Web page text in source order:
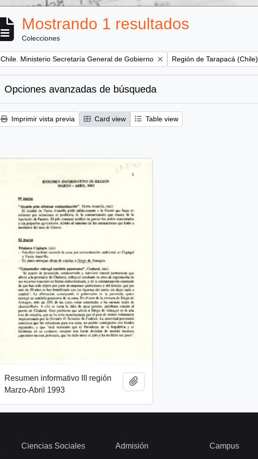
Mostrando 1 resultados
Colecciones
Remove filter:
Chile. Ministerio Secretaría General de Gobierno Remove filter:
Región de Tarapacá (Chile)
Opciones avanzadas de búsqueda
Imprimir vista previa Card view Table view
Resumen informativo III región
Marzo-Abril 1993
Ciencias Sociales Admisión Campus